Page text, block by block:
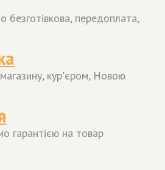
безготівкова, передоплата,
кур'єром, Новою
гарантією на товар